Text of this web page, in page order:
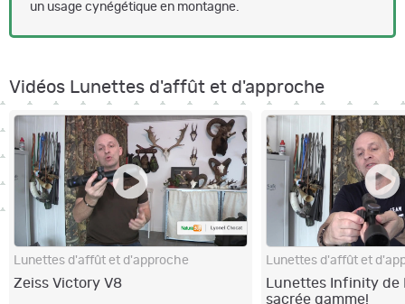
un usage cynégétique en montagne.
Vidéos Lunettes d'affût et d'approche
Lunettes d'affût et d'approche
Zeiss Victory V8
Lunettes d'affût et
Lunettes Infinity de
sacrée gamme!